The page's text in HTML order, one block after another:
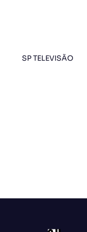
SP TELEVISÃO